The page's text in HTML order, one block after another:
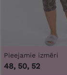
Pieejamie izmēri
48, 50, 52